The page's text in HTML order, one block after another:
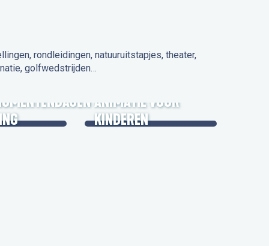
rondleidingen, natuuruitstapjes, theater,
golfwedstrijden…
ANIMATIE VOOR
KINDEREN